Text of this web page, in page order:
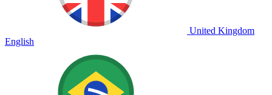
United Kingdom
English